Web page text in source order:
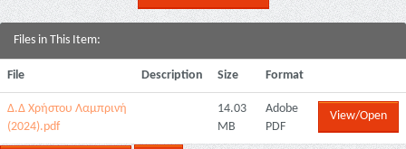
Files in This Item:
File Description Size Format
Δ.Δ Χρήστου Λαμπρινή
(2024).pdf
14.03
MB
Adobe
PDF
View/Open